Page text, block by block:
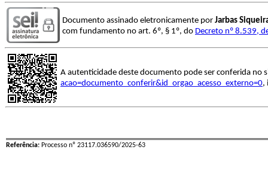
Documento assinado eletronicamente por Jarbas
com fundamento no art. 6º, § 1º, do Decreto nº 8.539,
A autenticidade deste documento pode ser conferida no
acao=documento_conferir&id_orgao_acesso_externo=0,
Referência: Processo nº 23117.036590/2025-63